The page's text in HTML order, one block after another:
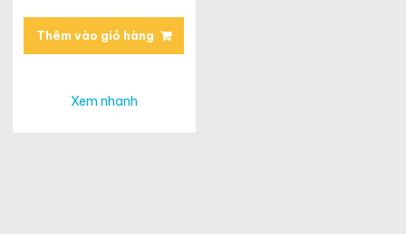
hiện
tại
là:
Thêm vào giỏ hàng
Xem nhanh